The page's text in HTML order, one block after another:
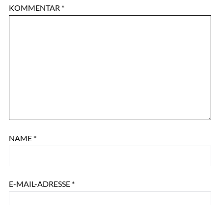
KOMMENTAR *
NAME *
E-MAIL-ADRESSE *